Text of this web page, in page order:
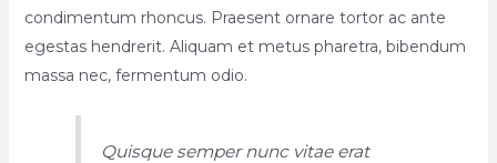
condimentum rhoncus. Praesent ornare tortor ac ante
egestas hendrerit. Aliquam et metus pharetra, bibendum
massa nec, fermentum odio.
Quisque semper nunc vitae erat